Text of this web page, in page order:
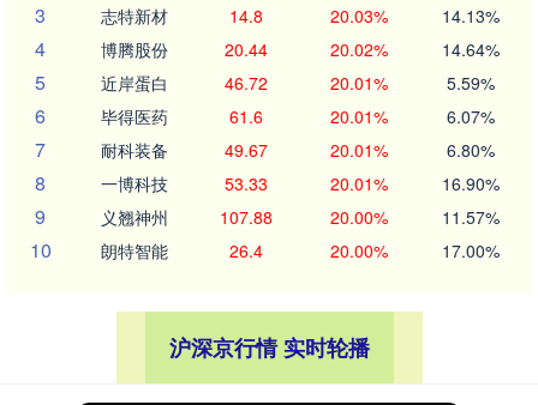
3 志特新材 14.8 20.03% 14.13%
4 博腾股份 20.44 20.02% 14.64%
5 近岸蛋白 46.72 20.01% 5.59%
6 毕得医药 61.6 20.01% 6.07%
7 耐科装备 49.67 20.01% 6.80%
8 一博科技 53.33 20.01% 16.90%
9 义翘神州 107.88 20.00% 11.57%
10 朗特智能 26.4 20.00% 17.00%
沪深京行情 实时轮播